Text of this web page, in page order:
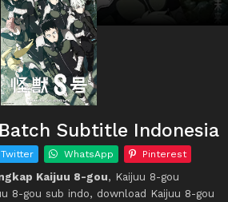
Subtitle Indonesia
Twitter WhatsApp Pinterest
Kaijuu 8-gou, Kaijuu 8-gou
8-gou sub indo, download Kaijuu 8-gou